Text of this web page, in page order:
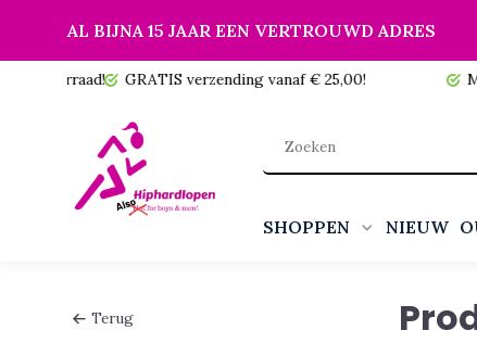
AL BIJNA 15 JAAR EEN VERTROUWD ADRES
GRATIS verzending vanaf € 25,00!
SHOPPEN NIEUW
Terug